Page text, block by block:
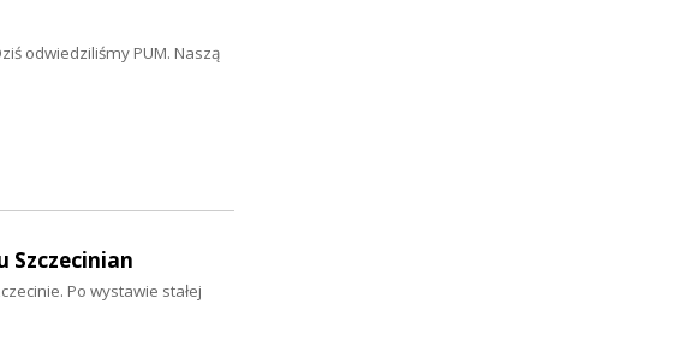
odwiedziliśmy PUM. Naszą
Szczecinian
Po wystawie stałej